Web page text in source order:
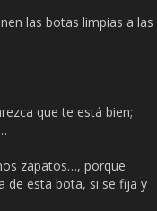
las botas limpias a las
que te está bien;
zapatos…, porque
de esta bota, si se fija y